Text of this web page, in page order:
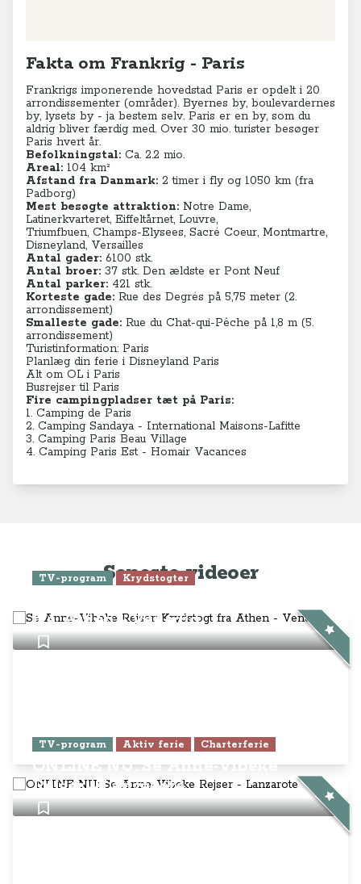
Fakta om Frankrig - Paris
Frankrigs imponerende hovedstad Paris er opdelt i 20
arrondissementer (områder). Byernes by, boulevardernes
by, lysets by - ja bestem selv. Paris er en by, som du
aldrig bliver færdig med. Over 30 mio. turister besøger
Paris hvert år.
Befolkningstal: Ca. 2.2 mio.
Areal: 104 km²
Afstand fra Danmark: 2 timer i fly og 1050 km (fra
Padborg)
Mest besøgte attraktion: Notre Dame,
Latinerkvarteret, Eiffeltårnet, Louvre,
Triumfbuen, Champs-Elysees, Sacré Coeur, Montmartre,
Disneyland, Versailles
Antal gader: 6100 stk.
Antal broer: 37 stk. Den ældste er Pont Neuf
Antal parker: 421 stk.
Korteste gade: Rue des Degrés på 5,75 meter (2.
arrondissement)
Smalleste gade: Rue du Chat-qui-Pêche på 1,8 m (5.
arrondissement)
Turistinformation: Paris
Planlæg din ferie i Disneyland Paris
Alt om OL i Paris
Busrejser til Paris
Fire campingpladser tæt på Paris:
1. Camping de Paris
2. Camping Sandaya - International Maisons-Lafitte
3. Camping Paris Beau Village
4. Camping Paris Est - Homair Vacances
Seneste videoer
TV-program Krydstogter
fra Athen - Venedig
TV-program Aktiv ferie Charterferie
ONLINE NU: Se Anne-Vibeke
Rejser - Lanzarote